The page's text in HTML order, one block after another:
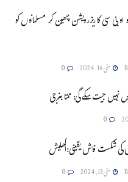
تو او بی سی کا ریزرویشن چھین کر مسلمانوں کو
مئی 16, 2024 0
0
کی شکست فاش یقینی:اکھلیش
مئی 13, 2024 0